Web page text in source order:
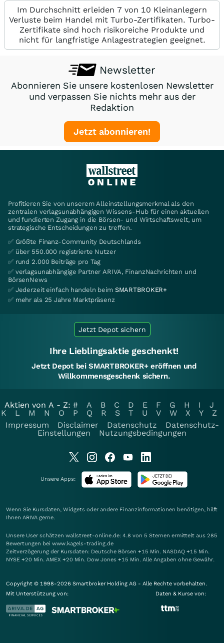
Im Durchschnitt erleiden 7 von 10 Kleinanlegern
Verluste beim Handel mit Turbo-Zertifikaten. Turbo-
Zertifikate sind hoch risikoreiche Produkte und
nicht für langfristige Anlagestrategien geeignet.
Newsletter
Abonnieren Sie unsere kostenlosen Newsletter
und verpassen Sie nichts mehr aus der
Redaktion
Jetzt abonnieren!
Profitieren Sie von unserem Alleinstellungsmerkmal als den
zentralen verlagsunabhängigen Wissens-Hub für einen aktuellen
und fundierten Zugang in die Börsen- und Wirtschaftswelt, um
strategische Entscheidungen zu treffen.
✅ Größte Finanz-Community Deutschlands
✅ über 550.000 registrierte Nutzer
✅ rund 2.000 Beiträge pro Tag
✅ verlagsunabhängige Partner ARIVA, FinanzNachrichten und
BörsenNews
✅ Jederzeit einfach handeln beim SMARTBROKER+
✅ mehr als 25 Jahre Marktpräsenz
Jetzt Depot sichern
Ihre Lieblingsaktie geschenkt!
Jetzt Depot bei SMARTBROKER+ eröffnen und
Willkommensgeschenk sichern.
Aktien von A - Z: # A B C D E F G H I
J
K
L M N O P Q R S T U V W X Y
Z
Impressum
Disclaimer Datenschutz
Datenschutz-
Einstellungen
Nutzungsbedingungen
Unsere Apps:
Wenn Sie Kursdaten, Widgets oder andere Finanzinformationen benötigen, hilft
Ihnen ARIVA gerne.
Unsere User schätzen wallstreet-online.de: 4.8 von 5 Sternen ermittelt aus 285
Bewertungen bei www.kagels-trading.de
Zeitverzögerung der Kursdaten: Deutsche Börsen +15 Min. NASDAQ +15 Min.
NYSE +20 Min. AMEX +20 Min. Dow Jones +15 Min. Alle Angaben ohne Gewähr.
Copyright © 1998-2026 Smartbroker Holding AG - Alle Rechte vorbehalten.
Mit Unterstützung von:
Daten & Kurse von: